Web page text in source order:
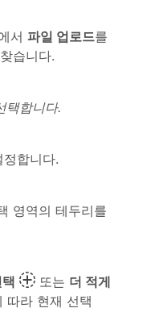
서 파일 업로드를
습니다.
택합니다.
정합니다.
영역의 테두리를
또는 더 적게
따라 현재 선택